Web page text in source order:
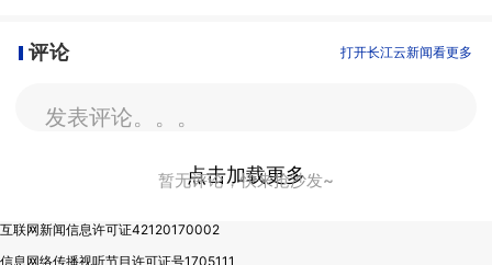
评论 打开长江云新闻看更多
发表评论。。。
暂无评论，快来抢沙发~
点击加载更多
互联网新闻信息许可证42120170002
信息网络传播视听节目许可证号1705111